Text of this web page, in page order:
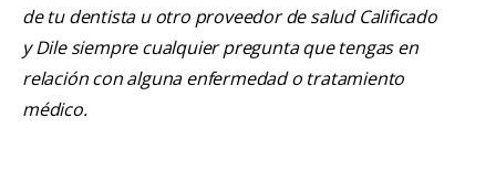
de tu dentista u otro proveedor de salud Calificado
y Dile siempre cualquier pregunta que tengas en
relación con alguna enfermedad o tratamiento
médico.